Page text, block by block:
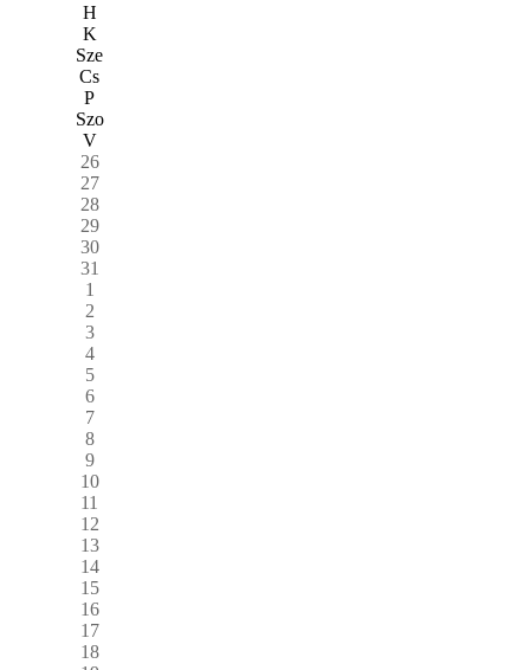
H
K
Sze
Cs
P
Szo
V
26
27
28
29
30
31
1
2
3
4
5
6
7
8
9
10
11
12
13
14
15
16
17
18